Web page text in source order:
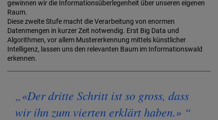
gewinnen wir die Informationsüberlegenheit über unseren eigenen
Raum.
Diese zweite Stufe macht die Verarbeitung von enormen
Datenmengen in kurzer Zeit notwendig. Erst Big Data und
Algorithmen, vor allem Mustererkennung mittels künstlicher
Intelligenz, lassen uns den relevanten Baum im Informationswald
erkennen.
«Der dritte Schritt ist so gross, dass
wir ihn zum vierten erklärt haben.»